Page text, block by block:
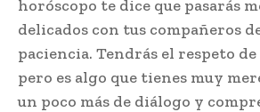
horóscopo te dice que pasarás
delicados con tus compañeros
paciencia. Tendrás el respeto
pero es algo que tienes muy
un poco más de diálogo y